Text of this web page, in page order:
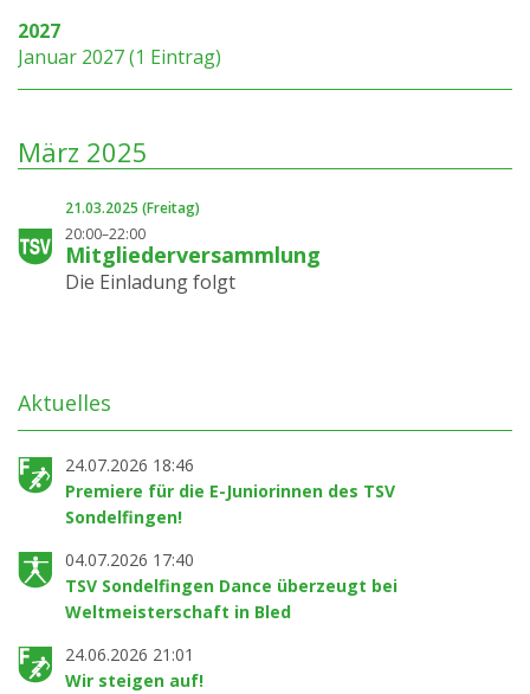
2027
Januar 2027 (1 Eintrag)
März 2025
21.03.2025 (Freitag)
20:00–22:00
Mitgliederversammlung
Die Einladung folgt
Aktuelles
24.07.2026 18:46
Premiere für die E-Juniorinnen des TSV
Sondelfingen!
04.07.2026 17:40
TSV Sondelfingen Dance überzeugt bei
Weltmeisterschaft in Bled
24.06.2026 21:01
Wir steigen auf!